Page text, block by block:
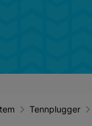
Tennplugger